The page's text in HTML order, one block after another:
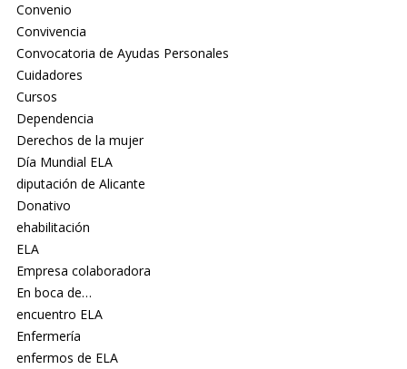
Convenio
Convivencia
Convocatoria de Ayudas Personales
Cuidadores
Cursos
Dependencia
Derechos de la mujer
Día Mundial ELA
diputación de Alicante
Donativo
ehabilitación
ELA
Empresa colaboradora
En boca de…
encuentro ELA
Enfermería
enfermos de ELA